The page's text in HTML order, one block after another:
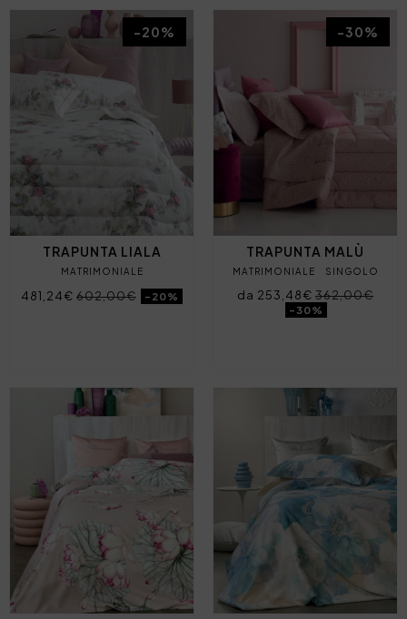
TRAPUNTA LIALA
MATRIMONIALE
481,24€ 602,00€ -20%
-20%
TRAPUNTA MALÙ
MATRIMONIALE SINGOLO
da 253,48€ 362,00€
-30%
-30%